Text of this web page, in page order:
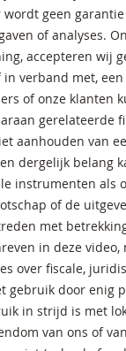
geen
of analyses.
accepteren wij
verband met,
of onze klanten
gerelateerde
aanhouden van
dergelijk belang
instrumenten als
of de
met
in deze
over fiscale,
gebruik door enig
in strijd is met
van ons of